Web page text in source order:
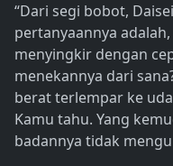
“Dari segi bobot,
pertanyaannya
menyingkir dengan
menekannya dari
berat terlempar ke
Kamu tahu. Yang
badannya tidak